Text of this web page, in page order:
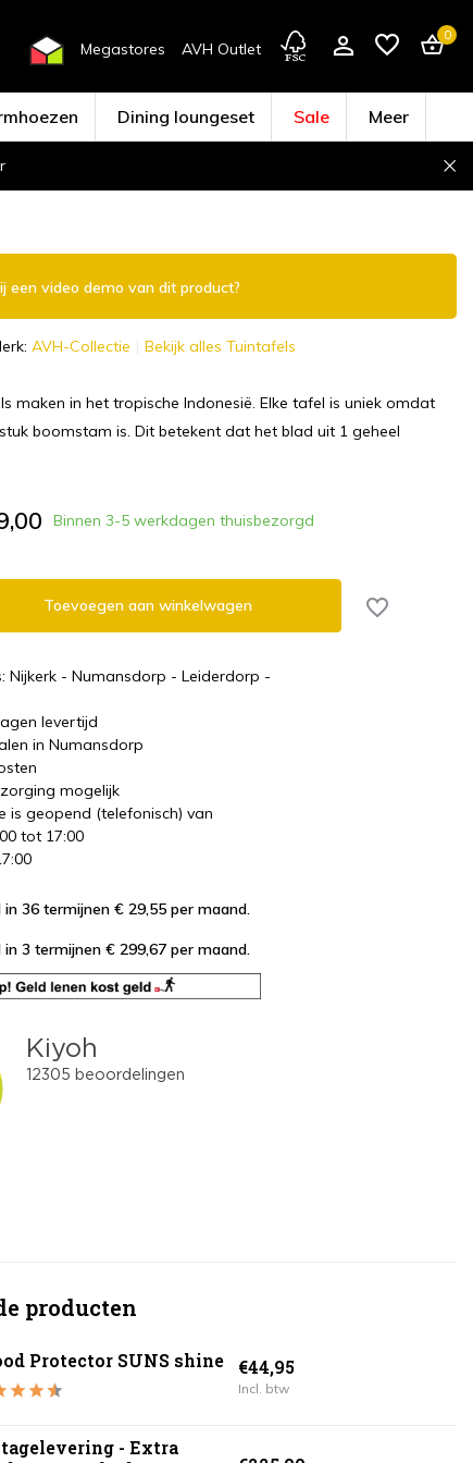
Megastores AVH Outlet
0
Dining loungeset Sale Meer
een video demo van dit product?
AVH-Collectie Bekijk alles Tuintafels
maken in het tropische Indonesië. Elke tafel is uniek omdat
boomstam is. Dit betekent dat het blad uit 1 geheel
Binnen 3-5 werkdagen thuisbezorgd
Toevoegen aan winkelwagen
Nijkerk - Numansdorp - Leiderdorp -
levertijd
in Numansdorp
mogelijk
is geopend (telefonisch) van
tot 17:00
in 36 termijnen € 29,55 per maand.
in 3 termijnen € 299,67 per maand.
producten
Protector SUNS shine €44,95
Incl. btw
- Extra